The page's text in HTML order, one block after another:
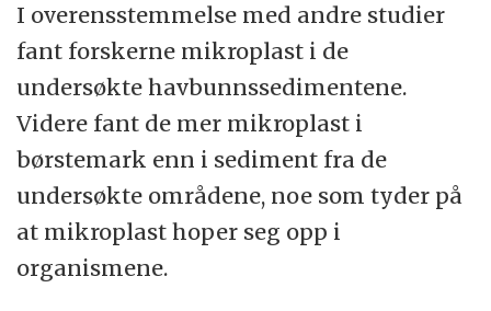
I overensstemmelse med andre studier
fant forskerne mikroplast i de
undersøkte havbunnssedimentene.
Videre fant de mer mikroplast i
børstemark enn i sediment fra de
undersøkte områdene, noe som tyder på
at mikroplast hoper seg opp i
organismene.